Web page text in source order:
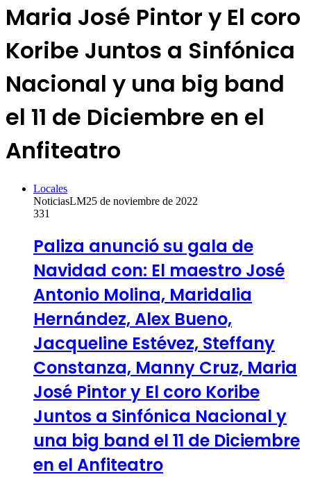
Maria José Pintor y El coro
Koribe Juntos a Sinfónica
Nacional y una big band
el 11 de Diciembre en el
Anfiteatro
Locales
NoticiasLM25 de noviembre de 2022
331
Paliza anunció su gala de
Navidad con: El maestro José
Antonio Molina, Maridalia
Hernández, Alex Bueno,
Jacqueline Estévez, Steffany
Constanza, Manny Cruz, Maria
José Pintor y El coro Koribe
Juntos a Sinfónica Nacional y
una big band el 11 de Diciembre
en el Anfiteatro